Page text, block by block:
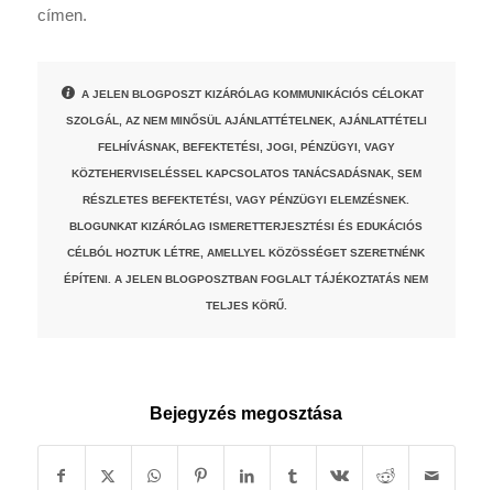
címen.
A JELEN BLOGPOSZT KIZÁRÓLAG KOMMUNIKÁCIÓS CÉLOKAT
SZOLGÁL, AZ NEM MINŐSÜL AJÁNLATTÉTELNEK, AJÁNLATTÉTELI
FELHÍVÁSNAK, BEFEKTETÉSI, JOGI, PÉNZÜGYI, VAGY
KÖZTEHERVISELÉSSEL KAPCSOLATOS TANÁCSADÁSNAK, SEM
RÉSZLETES BEFEKTETÉSI, VAGY PÉNZÜGYI ELEMZÉSNEK.
BLOGUNKAT KIZÁRÓLAG ISMERETTERJESZTÉSI ÉS EDUKÁCIÓS
CÉLBÓL HOZTUK LÉTRE, AMELLYEL KÖZÖSSÉGET SZERETNÉNK
ÉPÍTENI. A JELEN BLOGPOSZTBAN FOGLALT TÁJÉKOZTATÁS NEM
TELJES KÖRŰ.
Bejegyzés megosztása